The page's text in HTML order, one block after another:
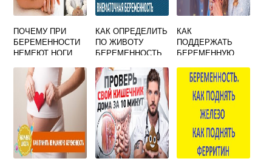
ПОЧЕМУ ПРИ
БЕРЕМЕННОСТИ
НЕМЕЮТ НОГИ
КАК ОПРЕДЕЛИТЬ
ПО ЖИВОТУ
БЕРЕМЕННОСТЬ
КАК
ПОДДЕРЖАТЬ
БЕРЕМЕННУЮ
СЛОВАМИ